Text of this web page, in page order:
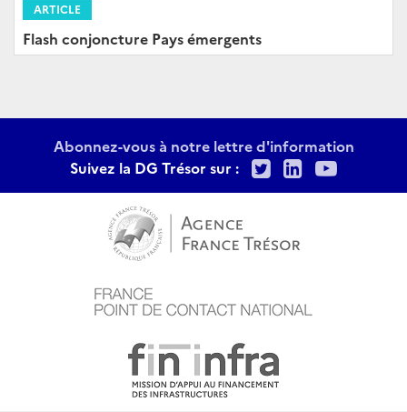
ARTICLE
Flash conjoncture Pays émergents
Abonnez-vous à notre lettre d'information
Suivez la DG Trésor sur :
TwitterLinkedIn